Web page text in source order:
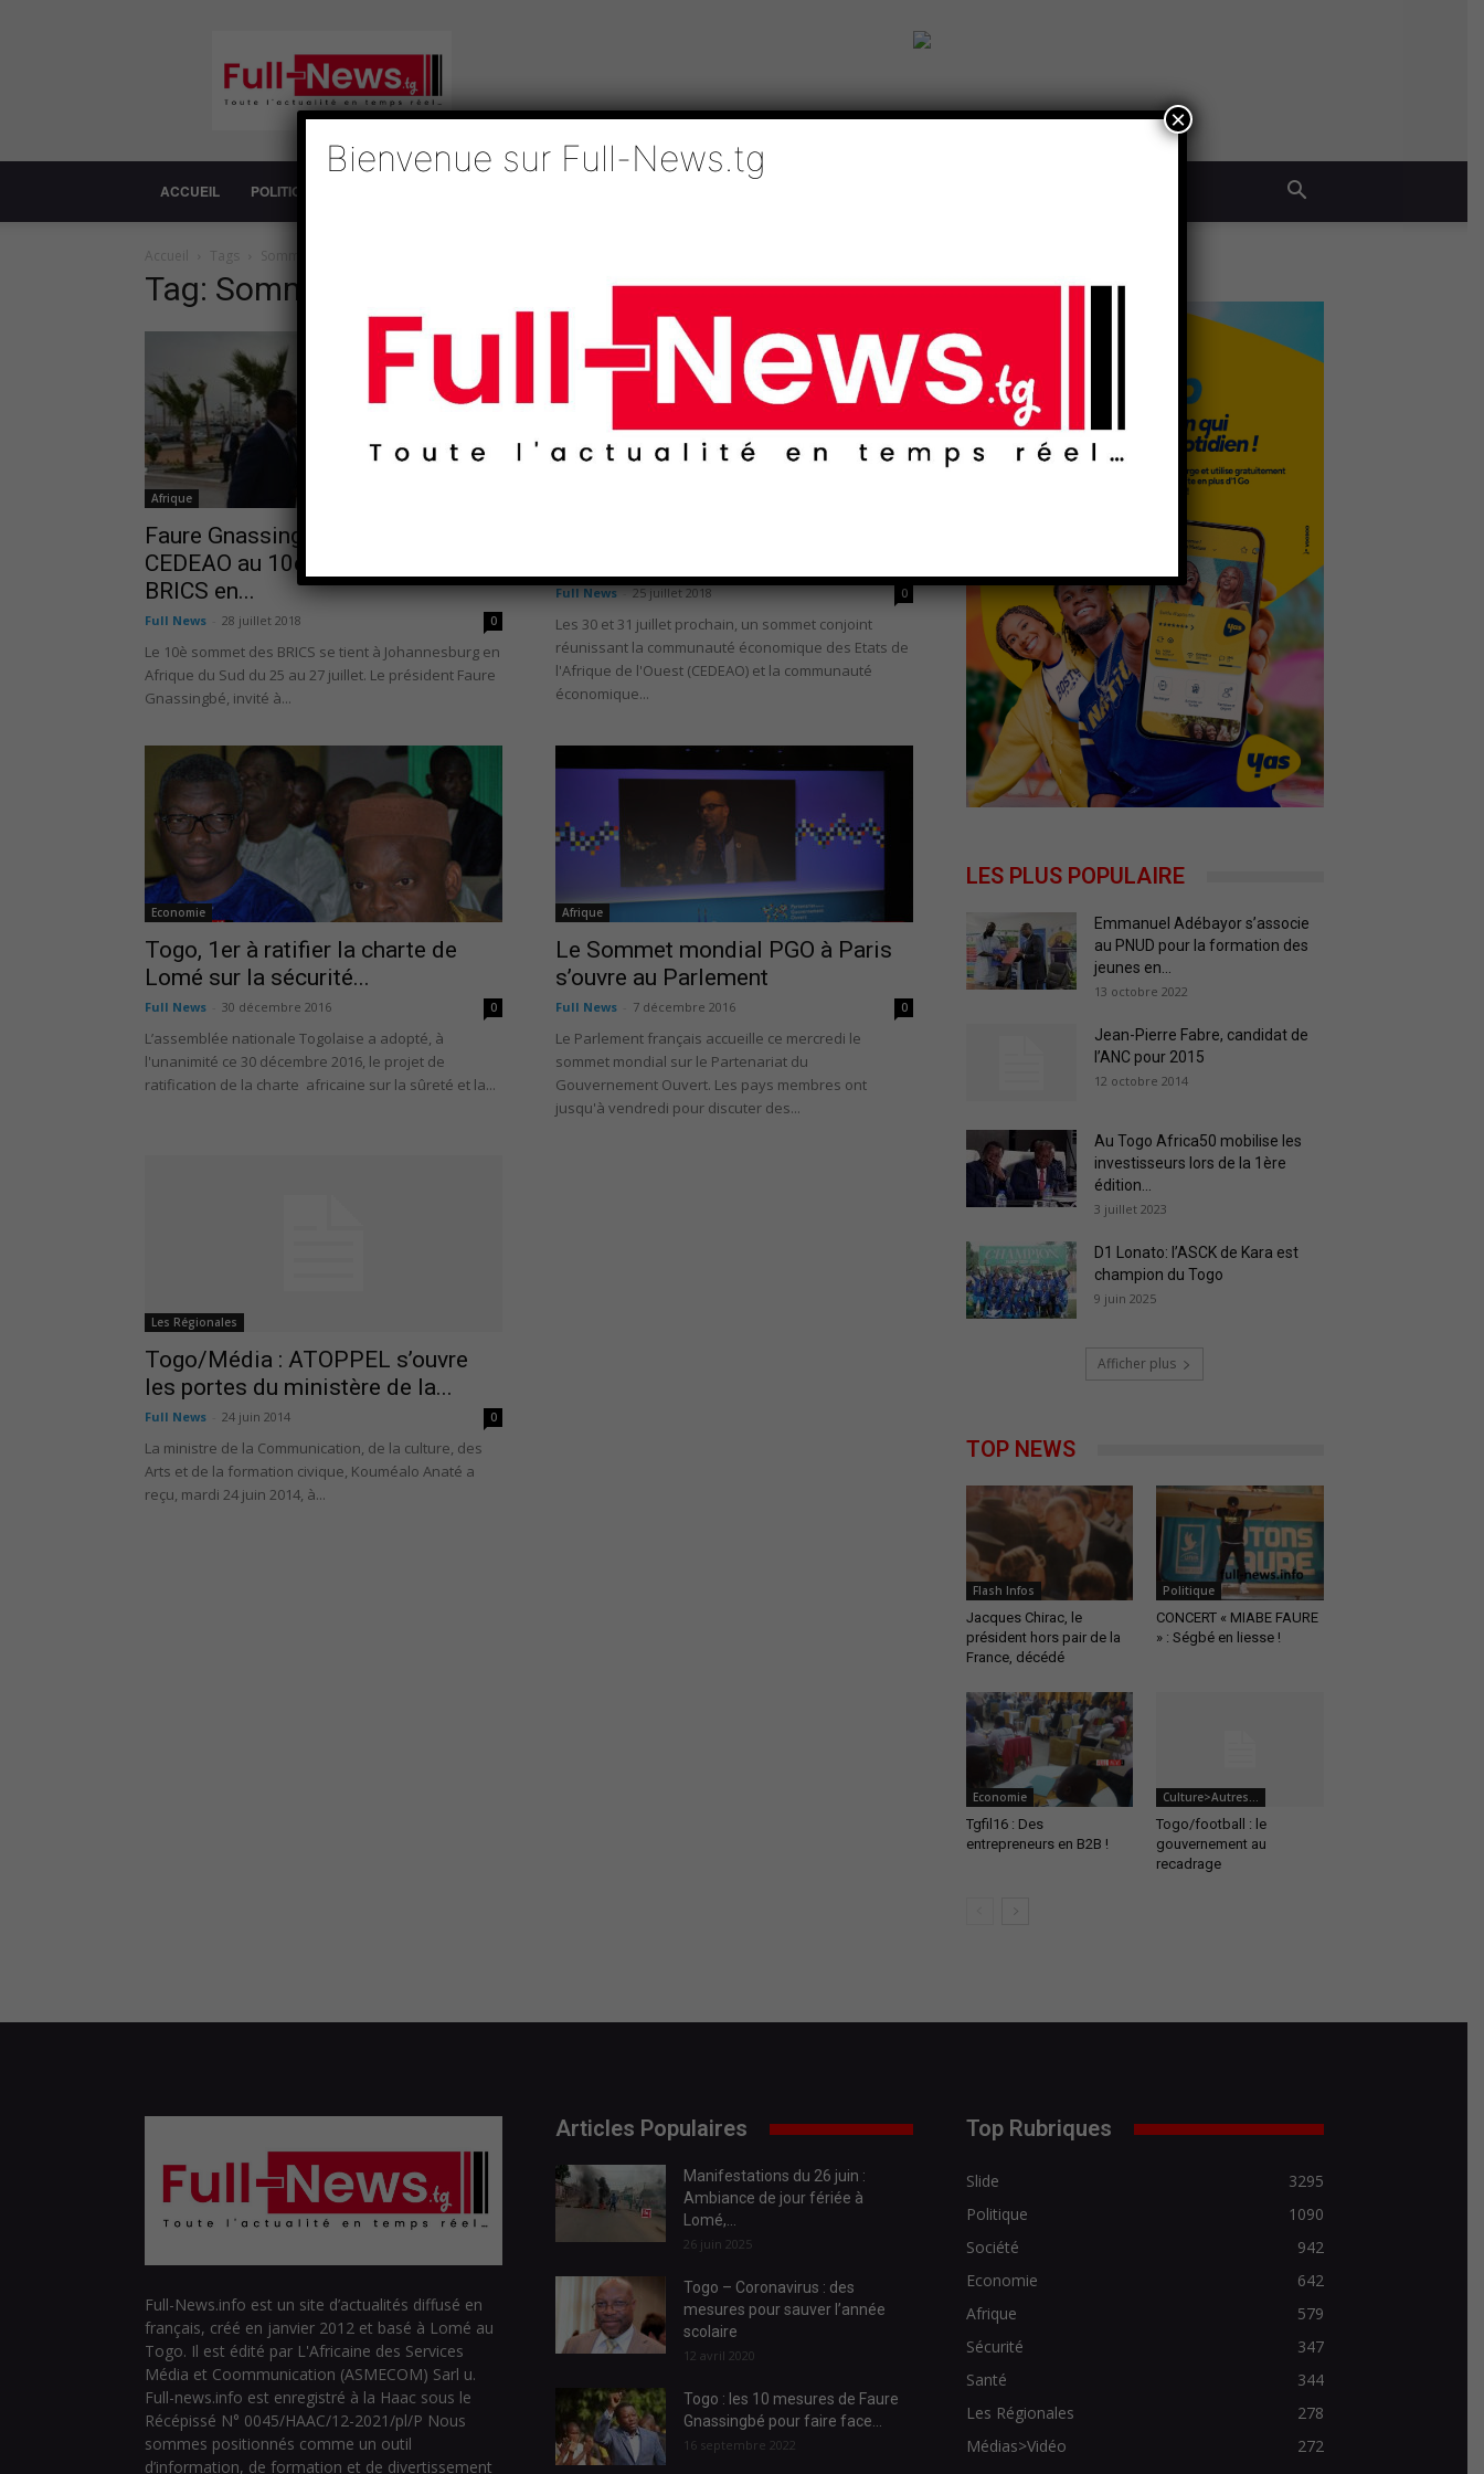
News
ACCUEIL POLITIQUE
Accueil Tags Sommet
Tag: Sommet
Afrique
Faure Gnassingbé porte la
CEDEAO au 10ème sommet des
BRICS en...
Full News 28 juillet 2018 0
Le 10è sommet des BRICS se tient à Johannesburg en
Afrique du Sud du 25 au 27 juillet. Le président Faure
Gnassingbé, invité à...
Full News 25 juillet 2018 0
Les 30 et 31 juillet prochain, un sommet conjoint
réunissant la communauté économique des Etats de
l'Afrique de l'Ouest (CEDEAO) et la communauté
économique...
Economie
Togo, 1er à ratifier la charte de
Lomé sur la sécurité...
Full News 30 décembre 2016 0
L’assemblée nationale Togolaise a adopté, à
l'unanimité ce 30 décembre 2016, le projet de
ratification de la charte africaine sur la sûreté et la...
Afrique
Le Sommet mondial PGO à Paris
s’ouvre au Parlement
Full News 7 décembre 2016 0
Le Parlement français accueille ce mercredi le
sommet mondial sur le Partenariat du
Gouvernement Ouvert. Les pays membres ont
jusqu'à vendredi pour discuter des...
Les Régionales
Togo/Média : ATOPPEL s’ouvre
les portes du ministère de la...
Full News 24 juin 2014 0
La ministre de la Communication, de la culture, des
Arts et de la formation civique, Kouméalo Anaté a
reçu, mardi 24 juin 2014, à...
- Publicité -
LES PLUS POPULAIRE
Emmanuel Adébayor s’associe
au PNUD pour la formation des
jeunes en...
13 octobre 2022
Jean-Pierre Fabre, candidat de
l’ANC pour 2015
12 octobre 2014
Au Togo Africa50 mobilise les
investisseurs lors de la 1ère
édition...
3 juillet 2023
D1 Lonato: l’ASCK de Kara est
champion du Togo
9 juin 2025
Afficher plus
TOP NEWS
Flash Infos
Jacques Chirac, le
président hors pair de la
France, décédé
Politique
CONCERT « MIABE FAURE
» : Ségbé en liesse !
Economie
Tgfil16 : Des
entrepreneurs en B2B !
Culture>Autres...
Togo/football : le
gouvernement au
recadrage
Full-News.info est un site d’actualités diffusé en
français, créé en janvier 2012 et basé à Lomé au
Togo. Il est édité par L'Africaine des Services
Média et Coommunication (ASMECOM) Sarl u.
Full-news.info est enregistré à la Haac sous le
Récépissé N° 0045/HAAC/12-2021/pl/P Nous
sommes positionnés comme un outil
d’information, de formation et de divertissement
Articles Populaires
Manifestations du 26 juin :
Ambiance de jour fériée à
Lomé,...
26 juin 2025
Togo – Coronavirus : des
mesures pour sauver l’année
scolaire
12 avril 2020
Togo : les 10 mesures de Faure
Gnassingbé pour faire face...
16 septembre 2022
Top Rubriques
Slide
3295
Politique
1090
Société
942
Economie
642
Afrique
579
Sécurité
347
Santé
344
Les Régionales
278
Médias>Vidéo
272
Bienvenue sur Full-News.tg
×